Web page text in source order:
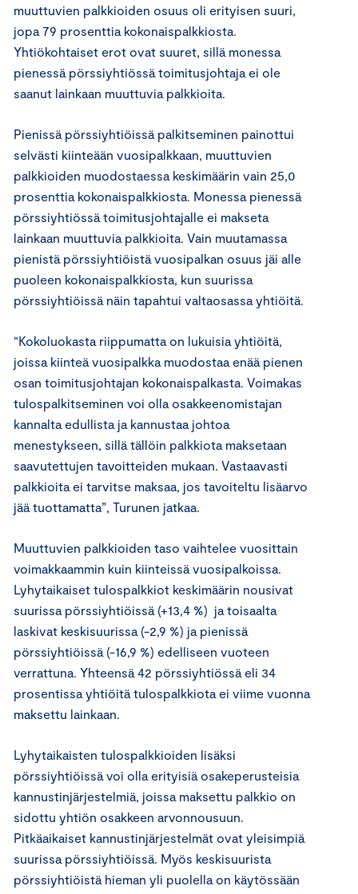
muuttuvien palkkioiden osuus oli erityisen suuri,
jopa 79 prosenttia kokonaispalkkiosta.
Yhtiökohtaiset erot ovat suuret, sillä monessa
pienessä pörssiyhtiössä toimitusjohtaja ei ole
saanut lainkaan muuttuvia palkkioita.
Pienissä pörssiyhtiöissä palkitseminen painottui
selvästi kiinteään vuosipalkkaan, muuttuvien
palkkioiden muodostaessa keskimäärin vain 25,0
prosenttia kokonaispalkkiosta. Monessa pienessä
pörssiyhtiössä toimitusjohtajalle ei makseta
lainkaan muuttuvia palkkioita. Vain muutamassa
pienistä pörssiyhtiöistä vuosipalkan osuus jäi alle
puoleen kokonaispalkkiosta, kun suurissa
pörssiyhtiöissä näin tapahtui valtaosassa yhtiöitä.
“Kokoluokasta riippumatta on lukuisia yhtiöitä,
joissa kiinteä vuosipalkka muodostaa enää pienen
osan toimitusjohtajan kokonaispalkasta. Voimakas
tulospalkitseminen voi olla osakkeenomistajan
kannalta edullista ja kannustaa johtoa
menestykseen, sillä tällöin palkkiota maksetaan
saavutettujen tavoitteiden mukaan. Vastaavasti
palkkioita ei tarvitse maksaa, jos tavoiteltu lisäarvo
jää tuottamatta”, Turunen jatkaa.
Muuttuvien palkkioiden taso vaihtelee vuosittain
voimakkaammin kuin kiinteissä vuosipalkoissa.
Lyhytaikaiset tulospalkkiot keskimäärin nousivat
suurissa pörssiyhtiöissä (+13,4 %) ja toisaalta
laskivat keskisuurissa (-2,9 %) ja pienissä
pörssiyhtiöissä (-16,9 %) edelliseen vuoteen
verrattuna. Yhteensä 42 pörssiyhtiössä eli 34
prosentissa yhtiöitä tulospalkkiota ei viime vuonna
maksettu lainkaan.
Lyhytaikaisten tulospalkkioiden lisäksi
pörssiyhtiöissä voi olla erityisiä osakeperusteisia
kannustinjärjestelmiä, joissa maksettu palkkio on
sidottu yhtiön osakkeen arvonnousuun.
Pitkäaikaiset kannustinjärjestelmät ovat yleisimpiä
suurissa pörssiyhtiöissä. Myös keskisuurista
pörssiyhtiöistä hieman yli puolella on käytössään